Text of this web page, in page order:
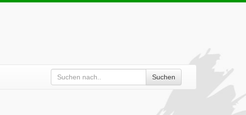
Suchen